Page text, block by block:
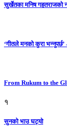
सुर्खेतका मनिष गहतराजको
‘गीतले मनको कुरा
From Rukum to the
१
सुनको भाउ घट्याे